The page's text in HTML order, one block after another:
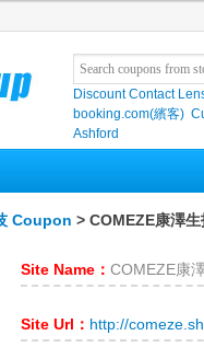
Discount Contact
booking.com(繽客)
Ashford
Coupon > COMEZE康澤生
Site Name： COMEZE康
Site Url： http://